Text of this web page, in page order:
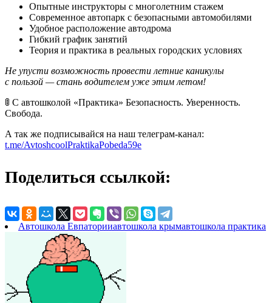
Опытные инструкторы с многолетним стажем
Современное автопарк с безопасными автомобилями
Удобное расположение автодрома
Гибкий график занятий
Теория и практика в реальных городских условиях
Не упусти возможность провести летние каникулы
с пользой — стань водителем уже этим летом!
🚦 С автошколой «Практика» Безопасность. Уверенность.
Свобода.
А так же подписывайся на наш телеграм-канал:
t.me/AvtoshcoolPraktikaPobeda59e
Поделиться ссылкой:
Автошкола Евпаторииавтошкола крымавтошкола практика